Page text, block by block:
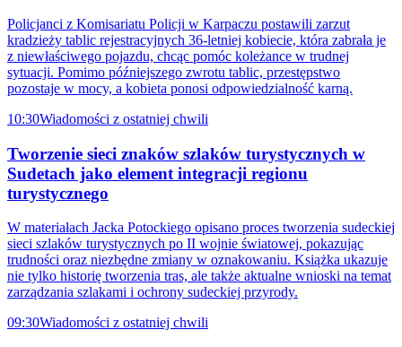
Policjanci z Komisariatu Policji w Karpaczu postawili zarzut
kradzieży tablic rejestracyjnych 36-letniej kobiecie, która zabrała je
z niewłaściwego pojazdu, chcąc pomóc koleżance w trudnej
sytuacji. Pomimo późniejszego zwrotu tablic, przestępstwo
pozostaje w mocy, a kobieta ponosi odpowiedzialność karną.
10:30Wiadomości z ostatniej chwili
Tworzenie sieci znaków szlaków turystycznych w
Sudetach jako element integracji regionu
turystycznego
W materiałach Jacka Potockiego opisano proces tworzenia sudeckiej
sieci szlaków turystycznych po II wojnie światowej, pokazując
trudności oraz niezbędne zmiany w oznakowaniu. Książka ukazuje
nie tylko historię tworzenia tras, ale także aktualne wnioski na temat
zarządzania szlakami i ochrony sudeckiej przyrody.
09:30Wiadomości z ostatniej chwili